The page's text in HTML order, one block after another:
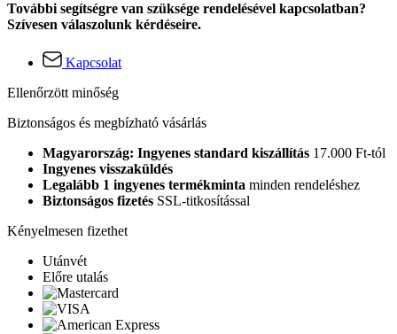
További segítségre van szüksége rendelésével kapcsolatban?
Szívesen válaszolunk kérdéseire.
Kapcsolat
Ellenőrzött minőség
Biztonságos és megbízható vásárlás
Magyarország: Ingyenes standard kiszállítás 17.000 Ft-tól
Ingyenes visszaküldés
Legalább 1 ingyenes termékminta minden rendeléshez
Biztonságos fizetés SSL-titkosítással
Kényelmesen fizethet
Utánvét
Előre utalás